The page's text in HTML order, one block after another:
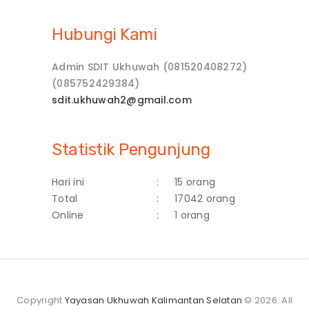
Hubungi Kami
Admin SDIT Ukhuwah (081520408272)
(085752429384)
sdit.ukhuwah2@gmail.com
Statistik Pengunjung
Hari ini :
15 orang
Total
:
17042 orang
Online
: 1 orang
Copyright Yayasan Ukhuwah Kalimantan Selatan © 2026. All